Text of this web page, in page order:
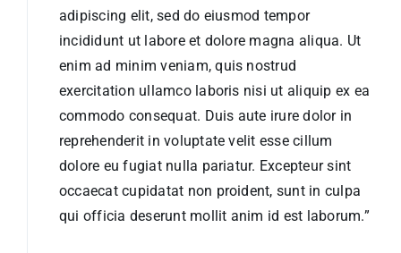
Rodzicielstwo zastępcze w praktyce
adipiscing elit, sed do eiusmod tempor
incididunt ut labore et dolore magna aliqua. Ut
enim ad minim veniam, quis nostrud
exercitation ullamco laboris nisi ut aliquip ex ea
commodo consequat. Duis aute irure dolor in
reprehenderit in voluptate velit esse cillum
dolore eu fugiat nulla pariatur. Excepteur sint
occaecat cupidatat non proident, sunt in culpa
qui officia deserunt mollit anim id est laborum.”